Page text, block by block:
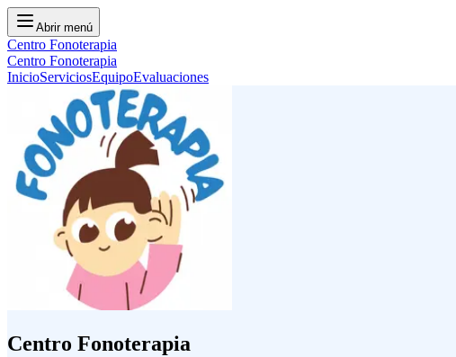
Abrir menú
Centro Fonoterapia
Centro Fonoterapia
InicioServiciosEquipoEvaluaciones
Centro Fonoterapia